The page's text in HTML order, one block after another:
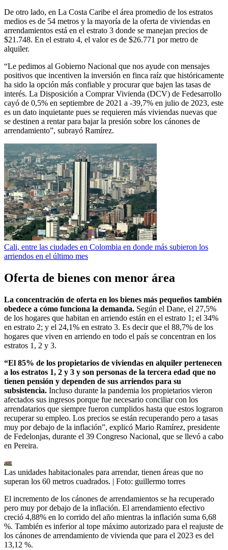
De otro lado, en La Costa Caribe el área promedio de los estratos
medios es de 54 metros y la mayoría de la oferta de viviendas en
arrendamientos está en el estrato 3 donde se manejan precios de
$21.748. En el estrato 4, el valor es de $26.771 por metro de
alquiler.
“Le pedimos al Gobierno Nacional que nos ayude con mensajes
positivos que incentiven la inversión en finca raíz que históricamente
ha sido la opción más confiable y procurar que bajen las tasas de
interés. La Disposición a Comprar Vivienda (DCV) de Fedesarrollo
cayó de 0,5% en septiembre de 2021 a -39,7% en julio de 2023, este
es un dato inquietante pues se requieren más viviendas nuevas que
se destinen a rentar para bajar la presión sobre los cánones de
arrendamiento”, subrayó Ramírez.
Cali, entre las ciudades en Colombia en donde más subieron los
arriendos en el último mes
Oferta de bienes con menor área
La concentración de oferta en los bienes más pequeños también
obedece a cómo funciona la demanda. Según el Dane, el 27,5%
de los hogares que habitan en arriendo están en el estrato 1; el 34%
en estrato 2; y el 24,1% en estrato 3. Es decir que el 88,7% de los
hogares que viven en arriendo en todo el país se concentran en los
estratos 1, 2 y 3.
“El 85% de los propietarios de viviendas en alquiler pertenecen
a los estratos 1, 2 y 3 y son personas de la tercera edad que no
tienen pensión y dependen de sus arriendos para su
subsistencia. Incluso durante la pandemia los propietarios vieron
afectados sus ingresos porque fue necesario conciliar con los
arrendatarios que siempre fueron cumplidos hasta que estos lograron
recuperar su empleo. Los precios se están recuperando pero a tasas
muy por debajo de la inflación”, explicó Mario Ramírez, presidente
de Fedelonjas, durante el 39 Congreso Nacional, que se llevó a cabo
en Pereira.
Las unidades habitacionales para arrendar, tienen áreas que no
superan los 60 metros cuadrados. | Foto: guillermo torres
El incremento de los cánones de arrendamientos se ha recuperado
pero muy por debajo de la inflación. El arrendamiento efectivo
creció 4,88% en lo corrido del año mientras la inflación suma 6,68
%. También es inferior al tope máximo autorizado para el reajuste de
los cánones de arrendamiento de vivienda que para el 2023 es del
13,12 %.